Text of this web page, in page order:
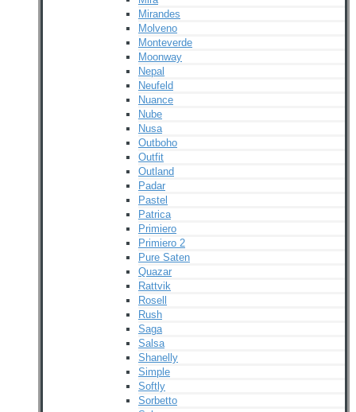
Mirandes
Molveno
Monteverde
Moonway
Nepal
Neufeld
Nuance
Nube
Nusa
Outboho
Outfit
Outland
Padar
Pastel
Patrica
Primiero
Primiero 2
Pure Saten
Quazar
Rattvik
Rosell
Rush
Saga
Salsa
Shanelly
Simple
Softly
Sorbetto